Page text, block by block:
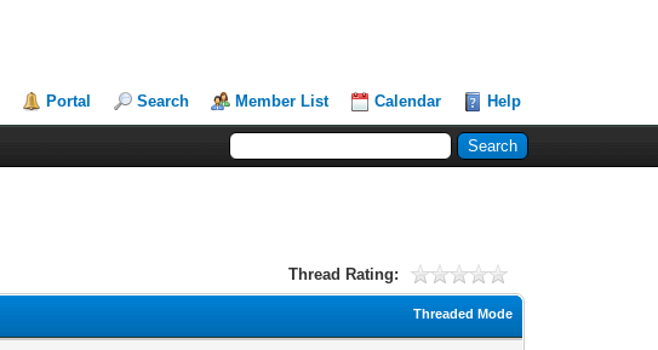
Portal Search Member List Calendar Help
Thread Rating:
Threaded Mode